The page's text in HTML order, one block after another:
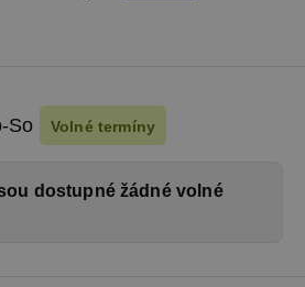
So Volné termíny
dostupné žádné volné